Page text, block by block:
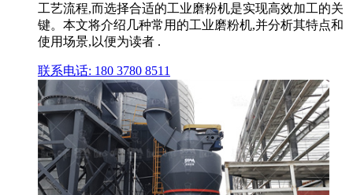
工艺流程,而选择合适的工业磨粉机是实现高效加工的关
键。本文将介绍几种常用的工业磨粉机,并分析其特点和
使用场景,以便为读者 .
联系电话: 180 3780 8511